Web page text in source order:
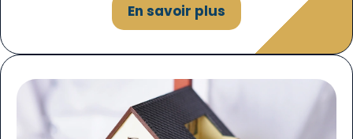
En savoir plus